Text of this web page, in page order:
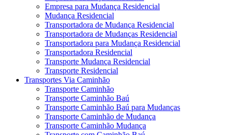
Empresa para Mudança Residencial
Mudança Residencial
Transportadora de Mudança Residencial
Transportadora de Mudanças Residencial
Transportadora para Mudança Residencial
Transportadora Residencial
Transporte Mudança Residencial
Transporte Residencial
Transportes Via Caminhão
Transporte Caminhão
Transporte Caminhão Baú
Transporte Caminhão Baú para Mudanças
Transporte Caminhão de Mudança
Transporte Caminhão Mudança